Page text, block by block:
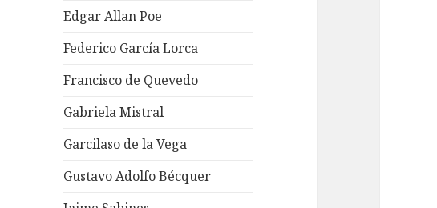
Edgar Allan Poe
Federico García Lorca
Francisco de Quevedo
Gabriela Mistral
Garcilaso de la Vega
Gustavo Adolfo Bécquer